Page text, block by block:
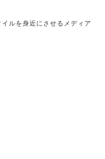
ルを身近にさせるメディア